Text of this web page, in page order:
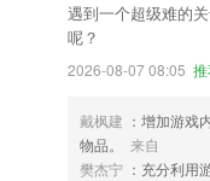
遇到一个超级难的
呢？
2026-08-07 08:05
戴枫建 ：增加游戏
物品。
来自
樊杰宁 ：充分利用